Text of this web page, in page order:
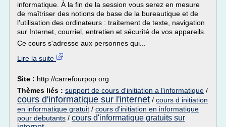
informatique. À la fin de la session vous serez en mesure
de maîtriser des notions de base de la bureautique et de
l'utilisation des ordinateurs : traitement de texte, navigation
sur Internet, courriel, entretien et sécurité de vos appareils.
Ce cours s'adresse aux personnes qui...
Lire la suite
Site : http://carrefourpop.org
Thèmes liés : support de cours d'initiation a l'informatique /
cours d'informatique sur l'internet / cours d initiation
en informatique gratuit / cours d'initiation en informatique
pour debutants / cours d'informatique gratuits sur